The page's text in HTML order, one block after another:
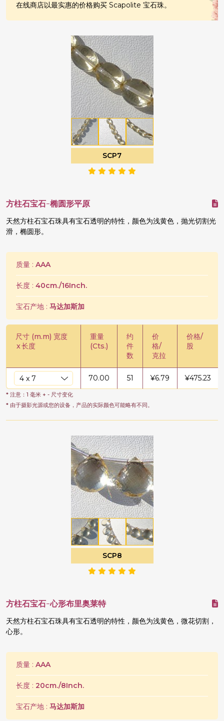
在线商店以最实惠的价格购买 Scapolite 宝石珠。
SCP7
方柱石宝石-椭圆形平原
天然方柱石宝石珠具有宝石透明的特性，颜色为浅黄色，抛光切割光
滑，椭圆形。
质量 : AAA
长度 : 40cm./16Inch.
宝石产地 : 马达加斯加
尺寸 (m.m) 宽度
x长度
重量
(Cts.)
约
件
数
价
格/
克拉
价格/
股
70.00 51 ¥6.79 ¥475.23
* 注意：1 毫米 + - 尺寸变化
* 由于摄影光源或您的设备，产品的实际颜色可能略有不同。
SCP8
方柱石宝石-心形布里奥莱特
天然方柱石宝石珠具有宝石透明的特性，颜色为浅黄色，微花切割，
心形。
质量 : AAA
长度 : 20cm./8Inch.
宝石产地 : 马达加斯加